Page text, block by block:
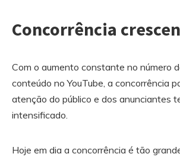
Concorrência
Com o aumento constante no número
conteúdo no YouTube, a concorrência
atenção do público e dos anunciantes
intensificado.
Hoje em dia a concorrência é tão